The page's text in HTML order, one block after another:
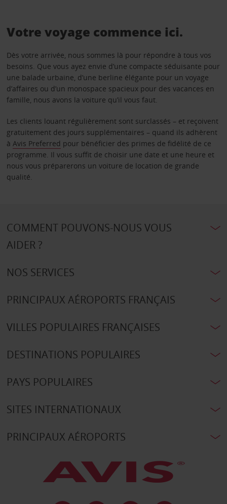
Votre voyage commence ici.
Dès votre arrivée, nous sommes là pour répondre à tous vos
besoins. Que vous ayez envie d’une compacte séduisante pour
une balade urbaine, d’une berline élégante pour un voyage
d’affaires ou d’un monospace spacieux pour des vacances en
famille, nous avons la voiture qu’il vous faut.
Les clients louant régulièrement sont surclassés – et reçoivent
gratuitement des jours supplémentaires – quand ils adhèrent
à Avis Preferred pour bénéficier des primes de fidélité de ce
programme. Il vous suffit de choisir une date et une heure et
nous vous préparerons un voiture de location de grande
qualité.
COMMENT POUVONS-NOUS VOUS
AIDER ?
NOS SERVICES
PRINCIPAUX AÉROPORTS FRANÇAIS
VILLES POPULAIRES FRANÇAISES
DESTINATIONS POPULAIRES
PAYS POPULAIRES
SITES INTERNATIONAUX
PRINCIPAUX AÉROPORTS